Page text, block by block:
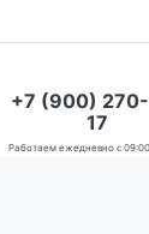
+7 (900)
17
Работаем ежедневно с